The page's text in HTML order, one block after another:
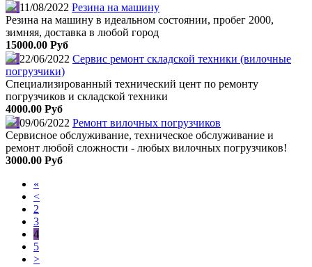
11/08/2022 Резина на машину
Резина на машину в идеальном состоянии, пробег 2000,
зимняя, доставка в любой город
15000.00 Руб
22/06/2022 Сервис ремонт складской техники (вилочные
погрузчики)
Специализированный технический цент по ремонту
погрузчиков и складской техники
4000.00 Руб
09/06/2022 Ремонт вилочных погрузчиков
Сервисное обслуживание, техническое обслуживание и
ремонт любой сложности - любых вилочных погрузчиков!
3000.00 Руб
«
<
2
3
4
5
>